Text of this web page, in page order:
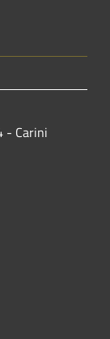
- Carini